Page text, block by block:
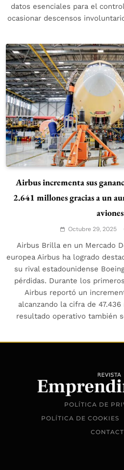
datos esenciales para el
ocasionar descensos
Airbus incrementa sus
2.641 millones gracias a un
aviones
Octubre 29, 2025
Airbus Brilla en un Mercado
europea Airbus ha logrado
su rival estadounidense
pérdidas. Durante los
Airbus reportó un
alcanzando la cifra de
resultado operativo también
POLÍTICA DE
POLÍTICA DE COOKIES